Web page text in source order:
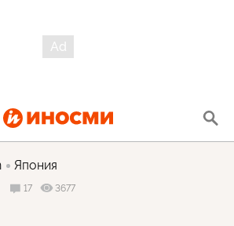
Япония
17
3677